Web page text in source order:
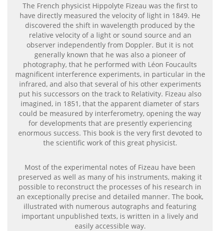
The French physicist Hippolyte Fizeau was the first to
have directly measured the velocity of light in 1849. He
discovered the shift in wavelength produced by the
relative velocity of a light or sound source and an
observer independently from Doppler. But it is not
generally known that he was also a pioneer of
photography, that he performed with Léon Foucaults
magnificent interference experiments, in particular in the
infrared, and also that several of his other experiments
put his successors on the track to Relativity. Fizeau also
imagined, in 1851, that the apparent diameter of stars
could be measured by interferometry, opening the way
for developments that are presently experiencing
enormous success. This book is the very first devoted to
the scientific work of this great physicist.
Most of the experimental notes of Fizeau have been
preserved as well as many of his instruments, making it
possible to reconstruct the processes of his research in
an exceptionally precise and detailed manner. The book,
illustrated with numerous autographs and featuring
important unpublished texts, is written in a lively and
easily accessible way.